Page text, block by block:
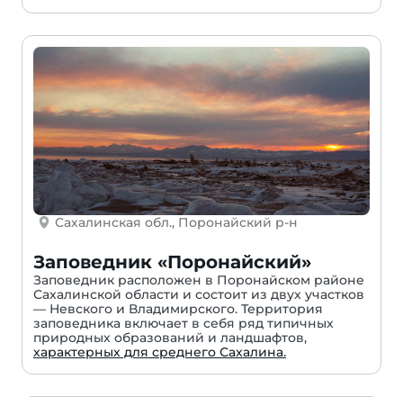
Сахалинская обл., Поронайский р-н
Заповедник «Поронайский»
Заповедник расположен в Поронайском районе
Сахалинской области и состоит из двух участков
— Невского и Владимирского. Территория
заповедника включает в себя ряд типичных
природных образований и ландшафтов,
характерных для среднего Сахалина.